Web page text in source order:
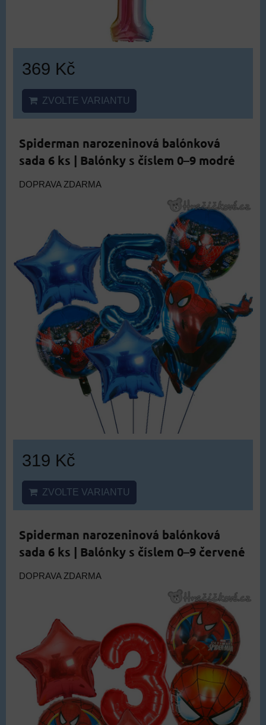
369 Kč
ZVOLTE VARIANTU
Spiderman narozeninová balónková
sada 6 ks | Balónky s číslem 0–9 modré
DOPRAVA ZDARMA
319 Kč
ZVOLTE VARIANTU
Spiderman narozeninová balónková
sada 6 ks | Balónky s číslem 0–9 červené
DOPRAVA ZDARMA